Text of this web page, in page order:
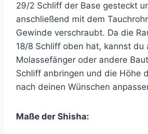
29/2 Schliff der Base gesteckt
anschließend mit dem
Gewinde verschraubt. Da die
18/8 Schliff oben hat, kannst du
Molassefänger oder andere
Schliff anbringen und die Höhe
nach deinen Wünschen
Maße der Shisha: